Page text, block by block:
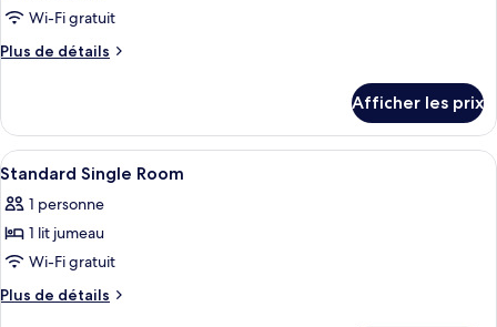
Wi-Fi gratuit
Plus de détails
Plus
Standard
Double
Room
Afficher les prix
Afficher
toutes
les
photos
pour
ce
Une salle de bain avec un lavabo
1
Standard Single Room
1 personne
1 lit jumeau
Wi-Fi gratuit
Plus de détails
Plus